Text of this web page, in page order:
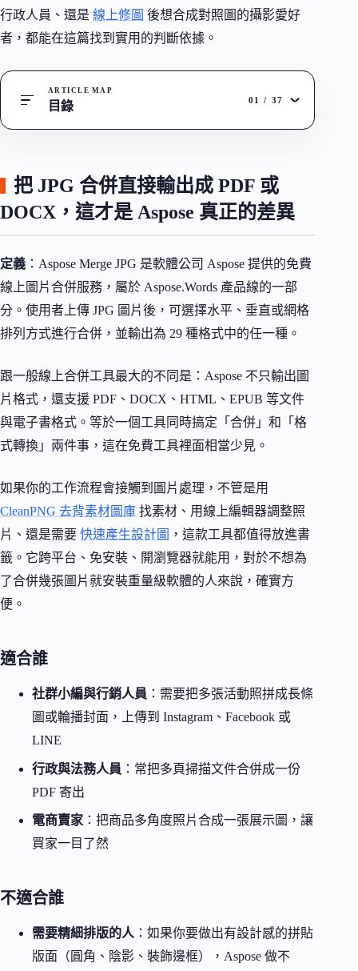
行政人員、還是 線上修圖 後想合成對照圖的攝影愛好
者，都能在這篇找到實用的判斷依據。
ARTICLE MAP
目錄 01 / 37
把 JPG 合併直接輸出成 PDF 或
DOCX，這才是 Aspose 真正的差異
定義 ：Aspose Merge JPG 是軟體公司 Aspose 提供的免費
線上圖片合併服務，屬於 Aspose.Words 產品線的一部
分。使用者上傳 JPG 圖片後，可選擇水平、垂直或網格
排列方式進行合併，並輸出為 29 種格式中的任一種。
跟一般線上合併工具最大的不同是：Aspose 不只輸出圖
片格式，還支援 PDF、DOCX、HTML、EPUB 等文件
與電子書格式。等於一個工具同時搞定「合併」和「格
式轉換」兩件事，這在免費工具裡面相當少見。
如果你的工作流程會接觸到圖片處理，不管是用
CleanPNG 去背素材圖庫 找素材、用線上編輯器調整照
片、還是需要 快速產生設計圖 ，這款工具都值得放進書
籤。它跨平台、免安裝、開瀏覽器就能用，對於不想為
了合併幾張圖片就安裝重量級軟體的人來說，確實方
便。
適合誰
社群小編與行銷人員 ：需要把多張活動照拼成長條
圖或輪播封面，上傳到 Instagram、Facebook 或
LINE
行政與法務人員 ：常把多頁掃描文件合併成一份
PDF 寄出
電商賣家 ：把商品多角度照片合成一張展示圖，讓
買家一目了然
不適合誰
需要精細排版的人 ：如果你要做出有設計感的拼貼
版面（圓角、陰影、裝飾邊框），Aspose 做不